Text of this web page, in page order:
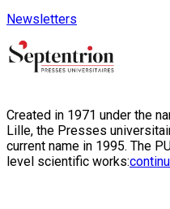
Newsletters
Created in 1971 under the
Lille, the Presses
current name in 1995. The
level scientific works: